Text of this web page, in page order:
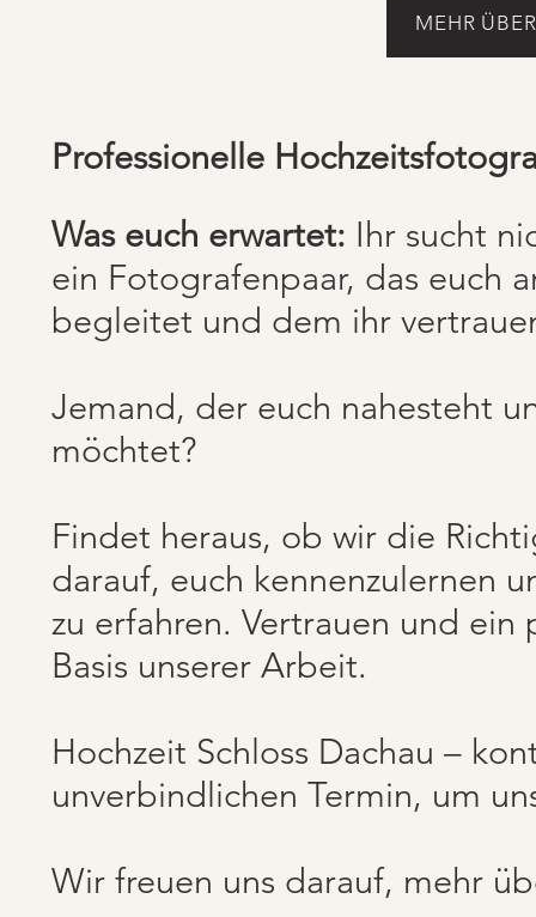
MEHR
Professionelle
Was euch erwartet: Ihr sucht
ein Fotografenpaar, das euch
begleitet und dem ihr
Jemand, der euch nahesteht
möchtet?
Findet heraus, ob wir die
darauf, euch kennenzulernen
zu erfahren. Vertrauen und ein
Basis unserer Arbeit.
Hochzeit Schloss Dachau –
unverbindlichen Termin, um
Wir freuen uns darauf, mehr